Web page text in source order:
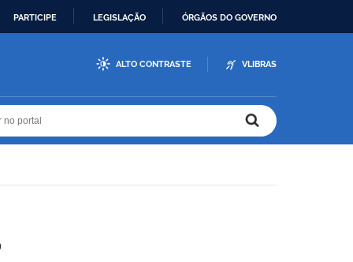
PARTICIPE LEGISLAÇÃO ÓRGÃOS DO GOVERNO
ALTO CONTRASTE VLIBRAS